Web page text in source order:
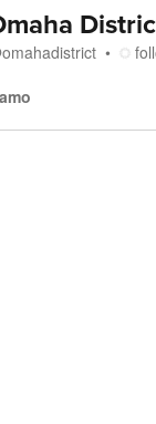
omahadistrict